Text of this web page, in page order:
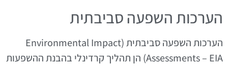
הערכות השפעה סביבתית
הערכות השפעה סביבתית (Environmental Impact
Assessments – EIA) הן תהליך קרדינלי בהבנת ההשפעות